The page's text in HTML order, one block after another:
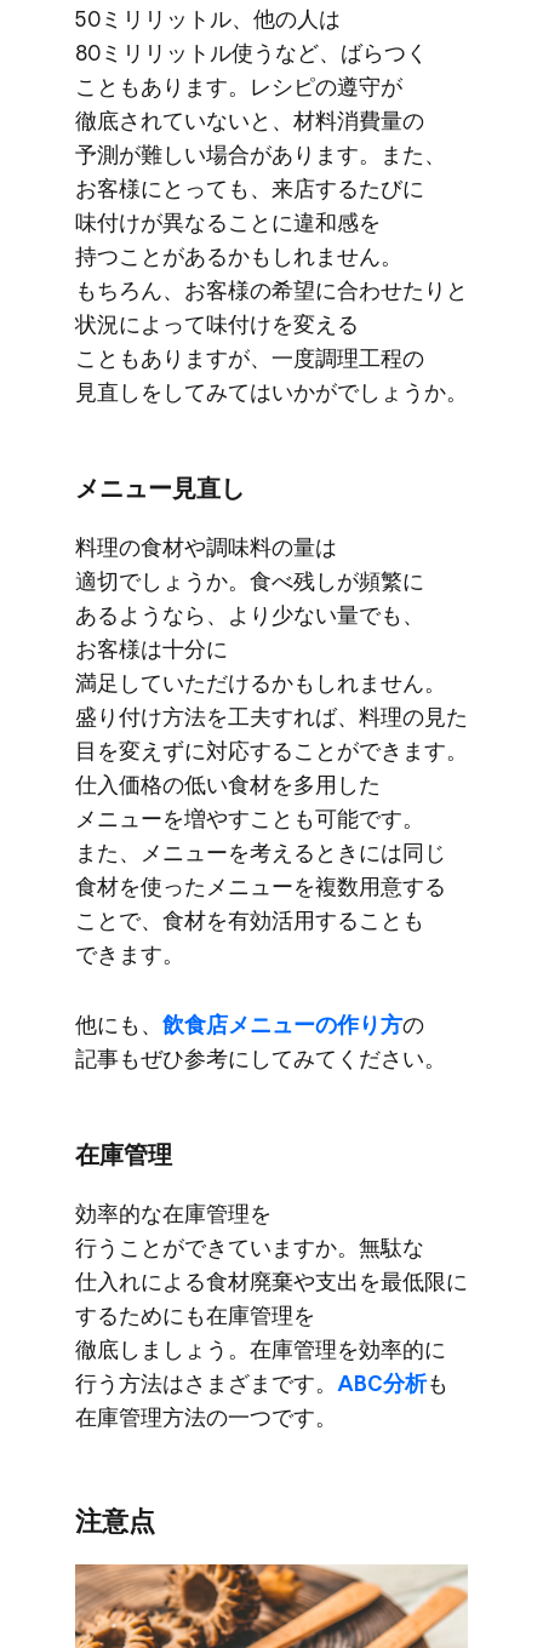
50ミリリットル、​他の​人は​
80ミリリットル​使うなど、​ばらつく​
こともあります。​レシピの​遵守が​
徹底されていないと、​材料消費量の​
予測が​難しい​場合が​あります。​また、​
お客様に​とっても、​来店する​たびに​
味付けが​異なる​ことに​違和感を​
持つことが​あるかもしれません。​
もちろん、​お客様の​希望に​合わせたりと​
状況に​よって​味付けを​変える​
こともありますが、​一度​調理工程の​
見直しを​してみては​いかがでしょうか。
メニュー見直し
料理の​食材や​調味料の​量は​
適切でしょうか。​食べ残しが​頻繁に​
あるようなら、​より​少ない量でも、​
お客様は​十分に​
満足していただけるかもしれません。​
盛り付け方​法を​工夫すれば、​料理の​見た​
目を​変えずに​対応する​ことができます。​
仕入価格の​低い​食材を​多用した​
メニューを​増やすことも​可能です。​
また、​メニューを​考える​ときには​同じ​
食材を​使った​メニューを​複数用意する​
ことで、​食材を​有効活用する​ことも​
できます。
他にも、 ​飲食店メニューの​作り方の​
記事も​ぜひ参考に​してみてください。
在庫管理
効率的な​在庫管理を​
行うことができていますか。​無駄な​
仕入れに​よる​食材​廃棄や​支出を​最低限に​
する​ためにも​在庫管理を​
徹底しましょう。​在庫管理を​効率的に​
行う方​法は​さまざまです。 ​ABC分析も​
在庫管理方​法の​一つです。
注意点